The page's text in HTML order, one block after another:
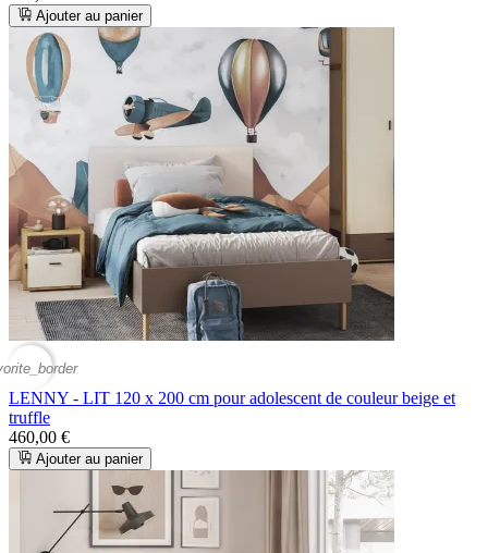
Ajouter au panier
LENNY - LIT 120 x 200 cm pour adolescent de couleur beige et
truffle
460,00 €
Ajouter au panier